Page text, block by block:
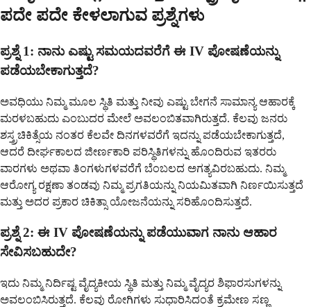
ಪದೇ ಪದೇ ಕೇಳಲಾಗುವ ಪ್ರಶ್ನೆಗಳು
ಪ್ರಶ್ನೆ 1: ನಾನು ಎಷ್ಟು ಸಮಯದವರೆಗೆ ಈ IV ಪೋಷಣೆಯನ್ನು
ಪಡೆಯಬೇಕಾಗುತ್ತದೆ?
ಅವಧಿಯು ನಿಮ್ಮ ಮೂಲ ಸ್ಥಿತಿ ಮತ್ತು ನೀವು ಎಷ್ಟು ಬೇಗನೆ ಸಾಮಾನ್ಯ ಆಹಾರಕ್ಕೆ
ಮರಳಬಹುದು ಎಂಬುದರ ಮೇಲೆ ಅವಲಂಬಿತವಾಗಿರುತ್ತದೆ. ಕೆಲವು ಜನರು
ಶಸ್ತ್ರಚಿಕಿತ್ಸೆಯ ನಂತರ ಕೆಲವೇ ದಿನಗಳವರೆಗೆ ಇದನ್ನು ಪಡೆಯಬೇಕಾಗುತ್ತದೆ,
ಆದರೆ ದೀರ್ಘಕಾಲದ ಜೀರ್ಣಕಾರಿ ಪರಿಸ್ಥಿತಿಗಳನ್ನು ಹೊಂದಿರುವ ಇತರರು
ವಾರಗಳು ಅಥವಾ ತಿಂಗಳುಗಳವರೆಗೆ ಬೆಂಬಲದ ಅಗತ್ಯವಿರಬಹುದು. ನಿಮ್ಮ
ಆರೋಗ್ಯ ರಕ್ಷಣಾ ತಂಡವು ನಿಮ್ಮ ಪ್ರಗತಿಯನ್ನು ನಿಯಮಿತವಾಗಿ ನಿರ್ಣಯಿಸುತ್ತದೆ
ಮತ್ತು ಅದರ ಪ್ರಕಾರ ಚಿಕಿತ್ಸಾ ಯೋಜನೆಯನ್ನು ಸರಿಹೊಂದಿಸುತ್ತದೆ.
ಪ್ರಶ್ನೆ 2: ಈ IV ಪೋಷಣೆಯನ್ನು ಪಡೆಯುವಾಗ ನಾನು ಆಹಾರ
ಸೇವಿಸಬಹುದೇ?
ಇದು ನಿಮ್ಮ ನಿರ್ದಿಷ್ಟ ವೈದ್ಯಕೀಯ ಸ್ಥಿತಿ ಮತ್ತು ನಿಮ್ಮ ವೈದ್ಯರ ಶಿಫಾರಸುಗಳನ್ನು
ಅವಲಂಬಿಸಿರುತ್ತದೆ. ಕೆಲವು ರೋಗಿಗಳು ಸುಧಾರಿಸಿದಂತೆ ಕ್ರಮೇಣ ಸಣ್ಣ